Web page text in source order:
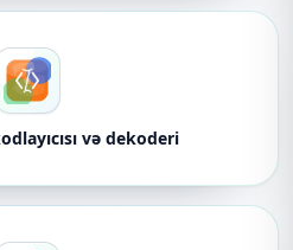
və dekoderi